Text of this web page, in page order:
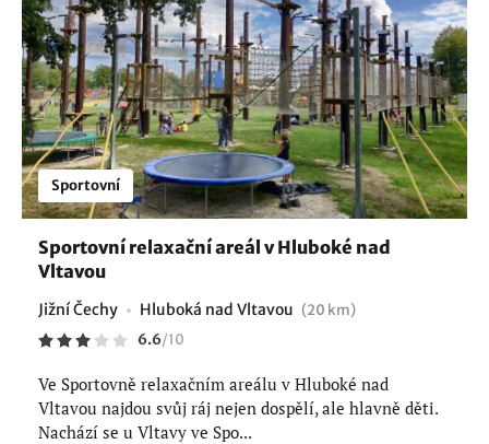
Sportovní
Sportovní relaxační areál v Hluboké nad
Vltavou
Jižní Čechy Hluboká nad Vltavou (20 km)
6.6/10
Ve Sportovně relaxačním areálu v Hluboké nad
Vltavou najdou svůj ráj nejen dospělí, ale hlavně děti.
Nachází se u Vltavy ve Spo...